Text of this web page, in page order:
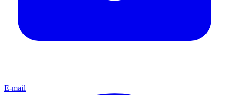
E-mail